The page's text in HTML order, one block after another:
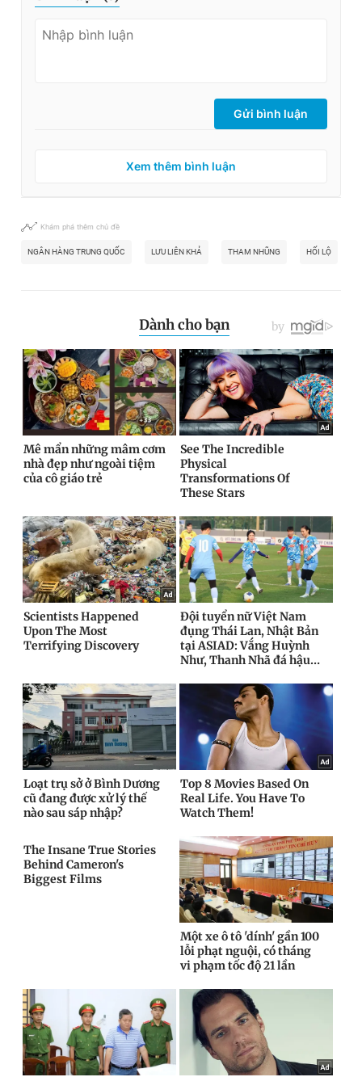
Gửi bình luận
Xem thêm bình luận
Khám phá thêm chủ đề
NGÂN HÀNG TRUNG QUỐC LƯU LIÊN KHẢ THAM NHŨNG HỐI LỘ